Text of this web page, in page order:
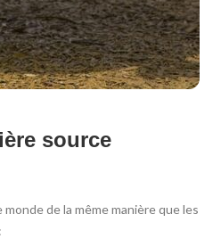
source
de la même manière que les